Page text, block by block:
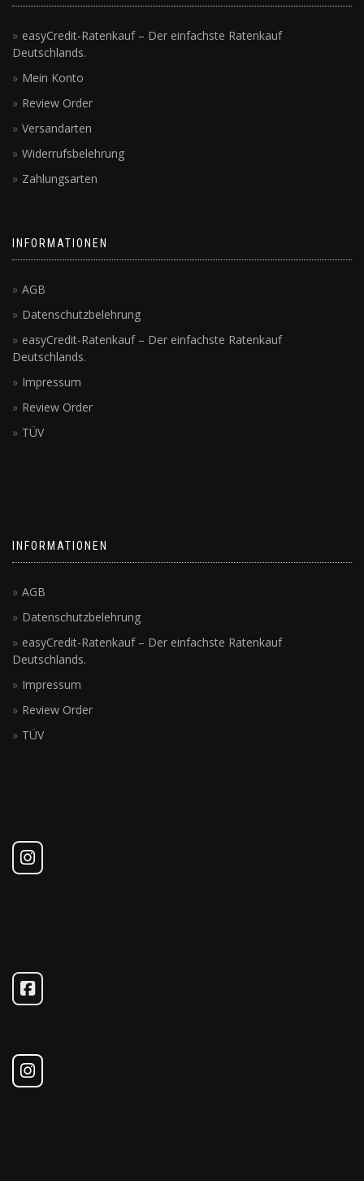
easyCredit-Ratenkauf – Der einfachste Ratenkauf
Deutschlands.
Mein Konto
Review Order
Versandarten
Widerrufsbelehrung
Zahlungsarten
INFORMATIONEN
AGB
Datenschutzbelehrung
easyCredit-Ratenkauf – Der einfachste Ratenkauf
Deutschlands.
Impressum
Review Order
TÜV
INFORMATIONEN
AGB
Datenschutzbelehrung
easyCredit-Ratenkauf – Der einfachste Ratenkauf
Deutschlands.
Impressum
Review Order
TÜV